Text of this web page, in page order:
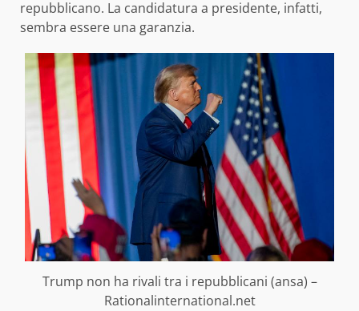
repubblicano. La candidatura a presidente, infatti,
sembra essere una garanzia.
Trump non ha rivali tra i repubblicani (ansa) –
Rationalinternational.net